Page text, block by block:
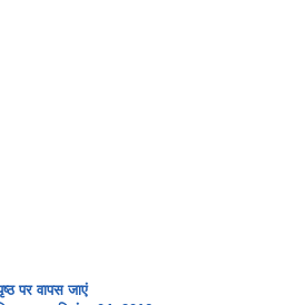
पर वापस जाएं